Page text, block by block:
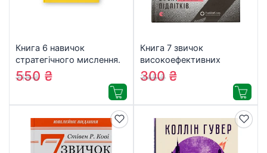
Книга 6 навичок
стратегічного мислення.
Як спрямувати свою
організацію в майбутнє –
Формат (9786178437008)
715₴
550 ₴
Книга 7 звичок
високоефективних
підлітків – Шон Кові
Видавництво Старого
Лева (9786176791645)
345₴
300 ₴